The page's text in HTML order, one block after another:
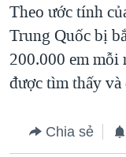
Theo ước tính
Trung Quốc bị
200.000 em mỗi
được tìm thấy
Chia sẻ